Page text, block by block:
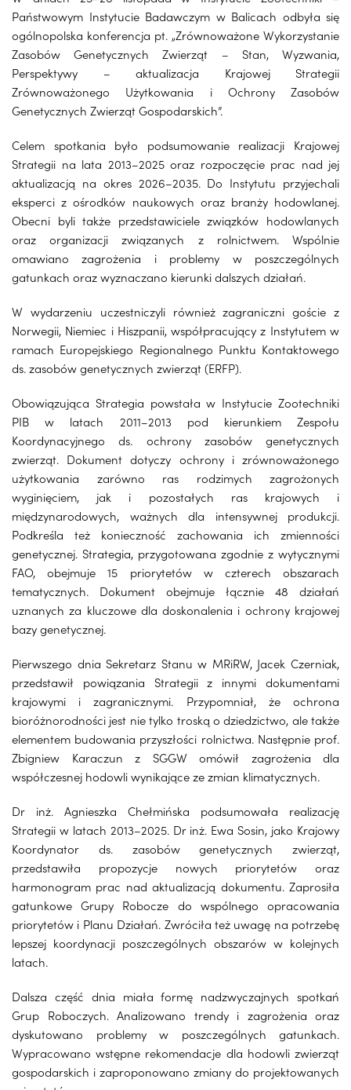
Państwowym Instytucie Badawczym w Balicach odbyła się
ogólnopolska konferencja pt. „Zrównoważone Wykorzystanie
Zasobów Genetycznych Zwierząt – Stan, Wyzwania,
Perspektywy – aktualizacja Krajowej Strategii
Zrównoważonego Użytkowania i Ochrony Zasobów
Genetycznych Zwierząt Gospodarskich”.
Celem spotkania było podsumowanie realizacji Krajowej
Strategii na lata 2013–2025 oraz rozpoczęcie prac nad jej
aktualizacją na okres 2026–2035. Do Instytutu przyjechali
eksperci z ośrodków naukowych oraz branży hodowlanej.
Obecni byli także przedstawiciele związków hodowlanych
oraz organizacji związanych z rolnictwem. Wspólnie
omawiano zagrożenia i problemy w poszczególnych
gatunkach oraz wyznaczano kierunki dalszych działań.
W wydarzeniu uczestniczyli również zagraniczni goście z
Norwegii, Niemiec i Hiszpanii, współpracujący z Instytutem w
ramach Europejskiego Regionalnego Punktu Kontaktowego
ds. zasobów genetycznych zwierząt (ERFP).
Obowiązująca Strategia powstała w Instytucie Zootechniki
PIB w latach 2011–2013 pod kierunkiem Zespołu
Koordynacyjnego ds. ochrony zasobów genetycznych
zwierząt. Dokument dotyczy ochrony i zrównoważonego
użytkowania zarówno ras rodzimych zagrożonych
wyginięciem, jak i pozostałych ras krajowych i
międzynarodowych, ważnych dla intensywnej produkcji.
Podkreśla też konieczność zachowania ich zmienności
genetycznej. Strategia, przygotowana zgodnie z wytycznymi
FAO, obejmuje 15 priorytetów w czterech obszarach
tematycznych. Dokument obejmuje łącznie 48 działań
uznanych za kluczowe dla doskonalenia i ochrony krajowej
bazy genetycznej.
Pierwszego dnia Sekretarz Stanu w MRiRW, Jacek Czerniak,
przedstawił powiązania Strategii z innymi dokumentami
krajowymi i zagranicznymi. Przypomniał, że ochrona
bioróżnorodności jest nie tylko troską o dziedzictwo, ale także
elementem budowania przyszłości rolnictwa. Następnie prof.
Zbigniew Karaczun z SGGW omówił zagrożenia dla
współczesnej hodowli wynikające ze zmian klimatycznych.
Dr inż. Agnieszka Chełmińska podsumowała realizację
Strategii w latach 2013–2025. Dr inż. Ewa Sosin, jako Krajowy
Koordynator ds. zasobów genetycznych zwierząt,
przedstawiła propozycje nowych priorytetów oraz
harmonogram prac nad aktualizacją dokumentu. Zaprosiła
gatunkowe Grupy Robocze do wspólnego opracowania
priorytetów i Planu Działań. Zwróciła też uwagę na potrzebę
lepszej koordynacji poszczególnych obszarów w kolejnych
latach.
Dalsza część dnia miała formę nadzwyczajnych spotkań
Grup Roboczych. Analizowano trendy i zagrożenia oraz
dyskutowano problemy w poszczególnych gatunkach.
Wypracowano wstępne rekomendacje dla hodowli zwierząt
gospodarskich i zaproponowano zmiany do projektowanych